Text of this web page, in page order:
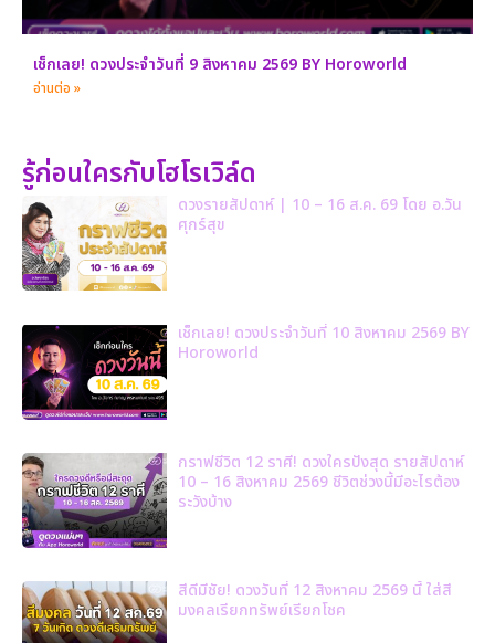
เช็กเลย! ดวงประจำวันที่ 9 สิงหาคม 2569 BY Horoworld
อ่านต่อ »
รู้ก่อนใครกับโฮโรเวิล์ด
ดวงรายสัปดาห์ | 10 – 16 ส.ค. 69 โดย อ.วัน
ศุกร์สุข
เช็กเลย! ดวงประจำวันที่ 10 สิงหาคม 2569 BY
Horoworld
กราฟชีวิต 12 ราศี! ดวงใครปังสุด รายสัปดาห์
10 – 16 สิงหาคม 2569 ชีวิตช่วงนี้มีอะไรต้อง
ระวังบ้าง
สีดีมีชัย! ดวงวันที่ 12 สิงหาคม 2569 นี้ ใส่สี
มงคลเรียกทรัพย์เรียกโชค